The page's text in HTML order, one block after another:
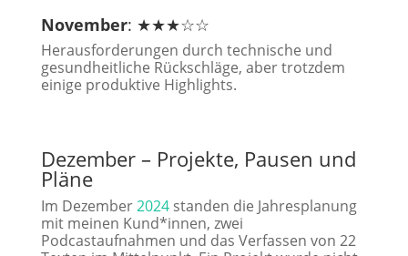
November: ★★★☆☆
Herausforderungen durch technische und
gesundheitliche Rückschläge, aber trotzdem
einige produktive Highlights.
Dezember – Projekte, Pausen und
Pläne
Im Dezember2024standen die Jahresplanung
mit meinen Kund*innen, zwei
Podcastaufnahmen und das Verfassen von 22